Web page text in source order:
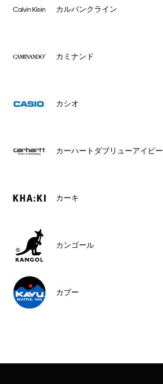
カルバンクライン
カミナンド
カシオ
カーハートダブリューアイピー
カーキ
カンゴール
カブー